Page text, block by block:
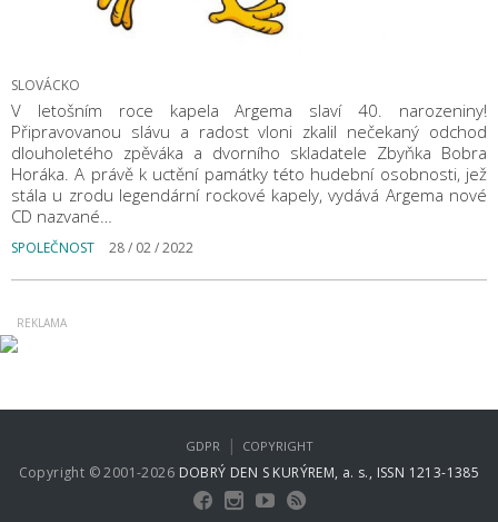
SLOVÁCKO
V letošním roce kapela Argema slaví 40. narozeniny!
Připravovanou slávu a radost vloni zkalil nečekaný odchod
dlouholetého zpěváka a dvorního skladatele Zbyňka Bobra
Horáka. A právě k uctění památky této hudební osobnosti, jež
stála u zrodu legendární rockové kapely, vydává Argema nové
CD nazvané…
SPOLEČNOST 28 / 02 / 2022
Copyright © 2001-2026 DOBRÝ DEN S KURÝREM, a. s., ISSN 1213-1385
GDPR | COPYRIGHT